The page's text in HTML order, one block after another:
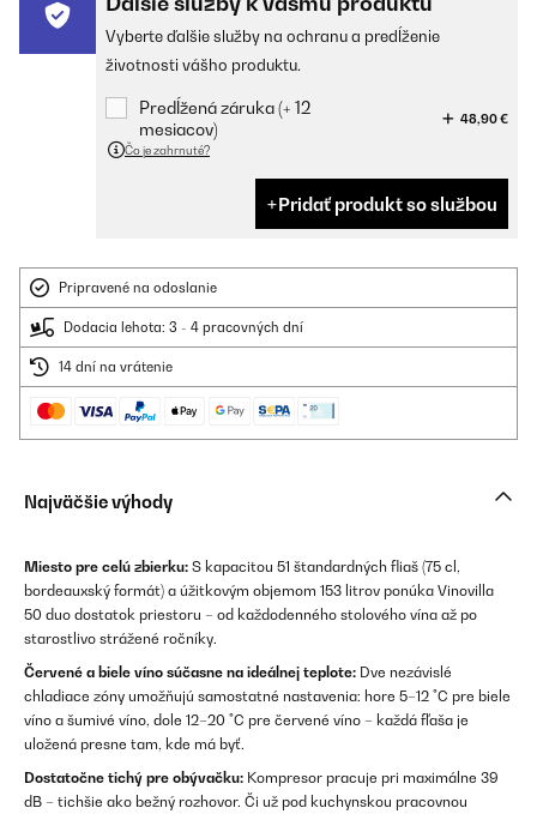
Vyberte ďalšie služby na ochranu a predĺženie
životnosti vášho produktu.
Predĺžená záruka (+ 12
mesiacov)
48,90 €
Čo je zahrnuté?
Pridať produkt so službou
Pripravené na odoslanie
Dodacia lehota: 3 - 4 pracovných dní
14 dní na vrátenie
Najväčšie výhody
Miesto pre celú zbierku: S kapacitou 51 štandardných fliaš (75 cl,
bordeauxský formát) a úžitkovým objemom 153 litrov ponúka Vinovilla
50 duo dostatok priestoru – od každodenného stolového vína až po
starostlivo strážené ročníky.
Červené a biele víno súčasne na ideálnej teplote: Dve nezávislé
chladiace zóny umožňujú samostatné nastavenia: hore 5–12 °C pre biele
víno a šumivé víno, dole 12–20 °C pre červené víno – každá fľaša je
uložená presne tam, kde má byť.
Dostatočne tichý pre obývačku: Kompresor pracuje pri maximálne 39
dB – tichšie ako bežný rozhovor. Či už pod kuchynskou pracovnou